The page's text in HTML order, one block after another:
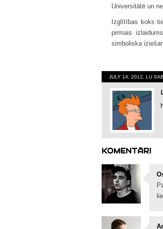
Universitātē un
Izglītības koks
pirmais
simboliska
JULY 14, 2012, LU
KOMENTĀRI